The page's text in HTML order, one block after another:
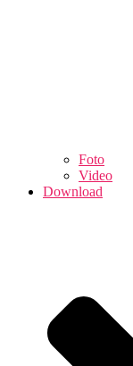
Foto
Video
Download